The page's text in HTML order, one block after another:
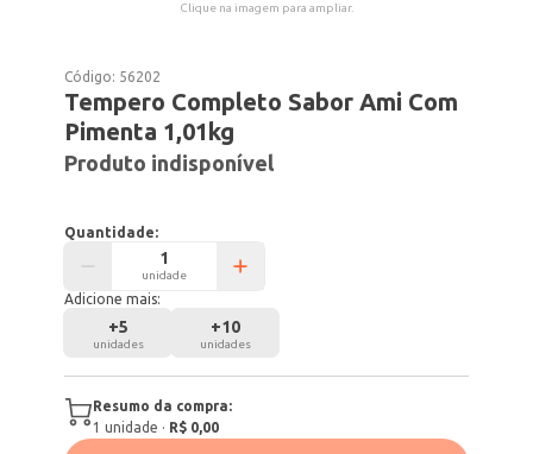
Clique na imagem para ampliar.
Código: 56202
Tempero Completo Sabor Ami Com
Pimenta 1,01kg
Produto indisponível
Quantidade:
unidade
Adicione mais:
+5
unidades
+10
unidades
Resumo da compra:
1 unidade · R$ 0,00